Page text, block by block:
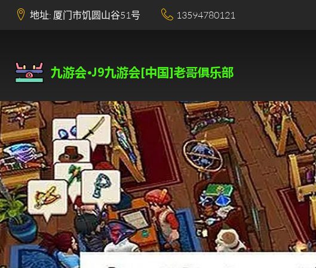
地址: 厦门市饥圆山谷51号 13594780121